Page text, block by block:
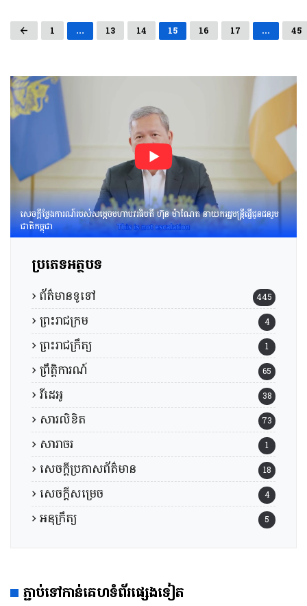
1 … 13 14 15 16 17 … 45
សេចក្តីថ្លែងការណ៍របស់សម្តេចមហាបវរធិបតី ហ៊ុន ម៉ាណែត នាយករដ្ឋមន្រ្តីផ្ញើជូនជនរួម
ជាតិកម្ពុជា
ប្រភេទអត្ថបទ
ព័ត៌មានទូទៅ 445
ព្រះរាជក្រម 4
ព្រះរាជក្រឹត្យ 1
ព្រឹត្តិការណ៍ 65
វីដេអូ 38
សារលិខិត 73
សារាចរ 1
សេចក្តីប្រកាសព័ត៌មាន 18
សេចក្តីសម្រេច 4
អនុក្រឹត្យ 5
ភ្ជាប់ទៅកាន់គេហទំព័រផ្សេងទៀត